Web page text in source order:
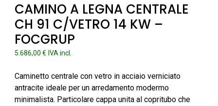
CAMINO A LEGNA CENTRALE
CH 91 C/VETRO 14 KW –
FOCGRUP
5.686,00 € IVA incl.
Caminetto centrale con vetro in acciaio verniciato
antracite ideale per un arredamento modermo
minimalista. Particolare cappa unita al copritubo che